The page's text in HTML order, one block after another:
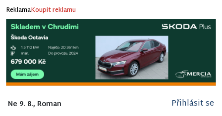
ReklamaKoupit reklamu
Ne 9. 8., Roman Přihlásit se